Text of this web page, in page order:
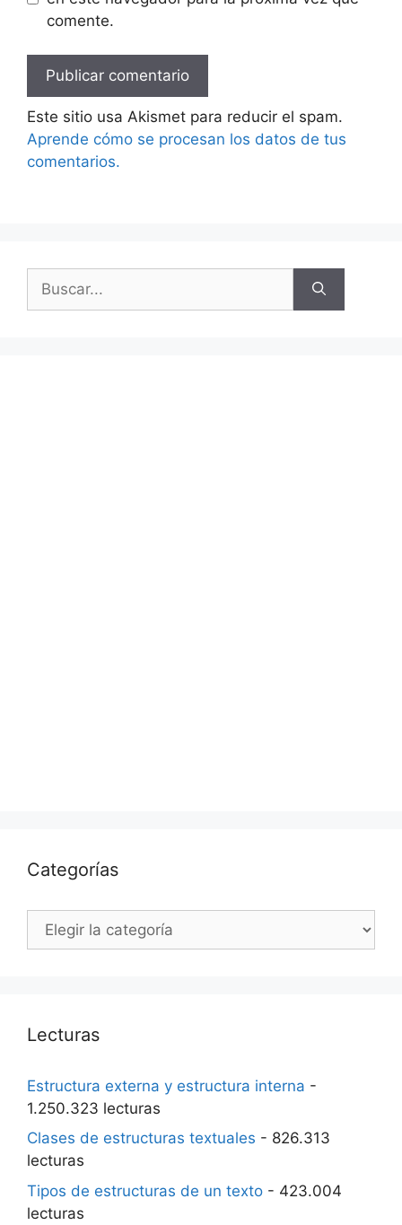
comente.
Este sitio usa Akismet para reducir el spam.
Aprende cómo se procesan los datos de tus
comentarios.
Categorías
Categorías
Lecturas
Estructura externa y estructura interna -
1.250.323 lecturas
Clases de estructuras textuales - 826.313
lecturas
Tipos de estructuras de un texto - 423.004
lecturas